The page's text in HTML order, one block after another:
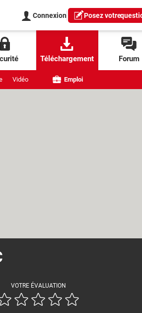
Connexion Posez votre
Téléchargement Forum
Vidéo Emploi
VOTRE ÉVALUATION